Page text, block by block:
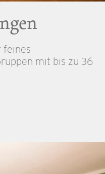
feines
mit bis zu 36